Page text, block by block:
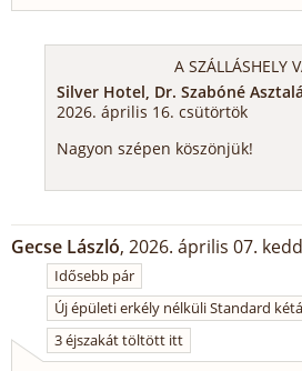
A SZÁLLÁSHELY
Silver Hotel, Dr. Szabóné
2026. április 16. csütörtök
Nagyon szépen köszönjük!
Gecse László, 2026. április 07.
Idősebb pár
Új épületi erkély nélküli Standard
3 éjszakát töltött itt